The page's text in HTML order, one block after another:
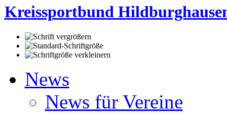
Kreissportbund
News
News für Vereine